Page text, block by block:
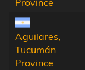
Province
Aguilares,
Tucumán
Province